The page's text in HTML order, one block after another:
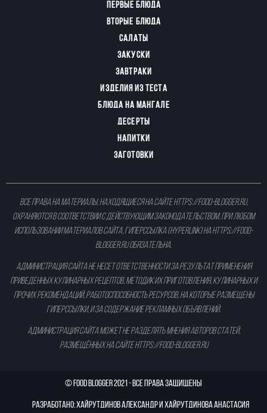
ПЕРВЫЕ БЛЮДА
ВТОРЫЕ БЛЮДА
САЛАТЫ
ЗАКУСКИ
ЗАВТРАКИ
ИЗДЕЛИЯ ИЗ ТЕСТА
БЛЮДА НА МАНГАЛЕ
ДЕСЕРТЫ
НАПИТКИ
ЗАГОТОВКИ
Все права на материалы, находящиеся на сайтеhttps://food-blogger.ru,
охраняются в соответствии с действующим законодательством. При любом
использовании материалов сайта, гиперссылка (hyperlink) наhttps://food-
blogger.ruобязательна.
Администрация сайта не несет ответственности за результат применения
приведенных кулинарных рецептов, методик их приготовления, кулинарных и
прочих рекомендаций, работоспособность ресурсов, на которые размещены
гиперссылки, и за содержание рекламных объявлений.
Администрация сайта может не разделять мнения авторов статей,
размещённых на сайтеhttps://food-blogger.ru
©Food Blogger2021 - ВСЕ ПРАВА ЗАЩИЩЕНЫ
Разработано: Хайрутдинов Александр и Хайрутдинова Анастасия